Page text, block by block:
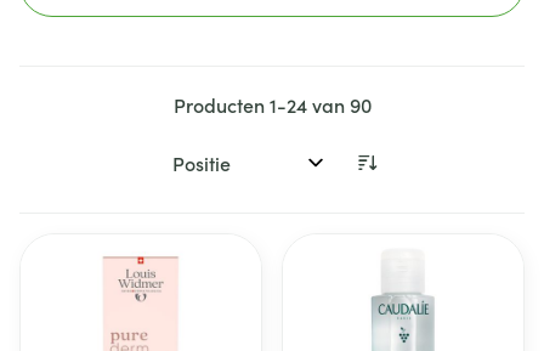
Producten1-24van90
Sorteer op: